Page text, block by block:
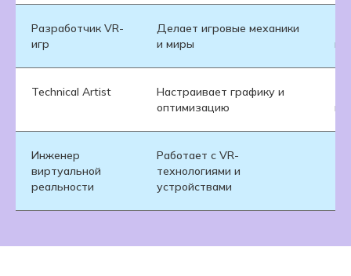
Разработчик VR-
игр
Делает игровые механики
и миры
и
Technical Artist
Настраивает графику и
оптимизацию
Инженер
виртуальной
реальности
Работает с VR-
технологиями и
устройствами